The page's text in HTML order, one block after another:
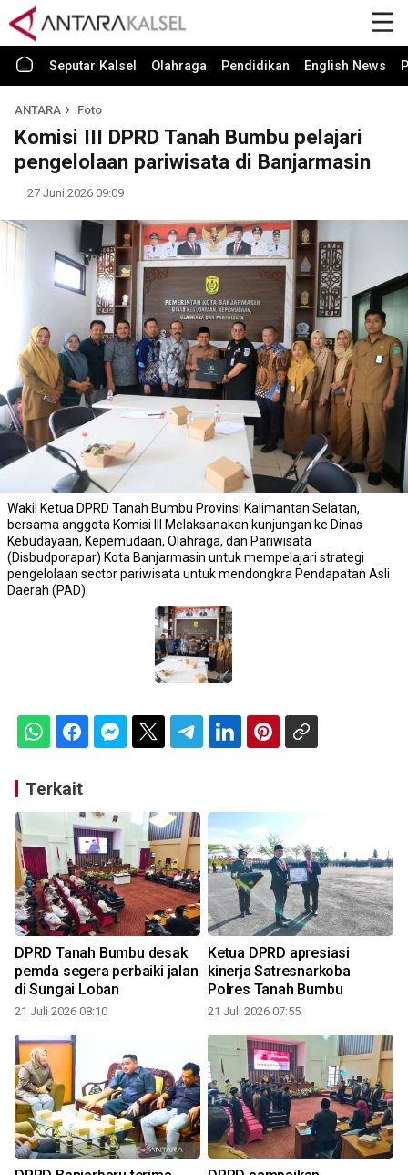
Seputar Kalsel Olahraga Pendidikan English News
ANTARA Foto
Komisi III DPRD Tanah Bumbu pelajari
pengelolaan pariwisata di Banjarmasin
27 Juni 2026 09:09
Wakil Ketua DPRD Tanah Bumbu Provinsi Kalimantan Selatan,
bersama anggota Komisi III Melaksanakan kunjungan ke Dinas
Kebudayaan, Kepemudaan, Olahraga, dan Pariwisata
(Disbudporapar) Kota Banjarmasin untuk mempelajari strategi
pengelolaan sector pariwisata untuk mendongkra Pendapatan Asli
Daerah (PAD).
Terkait
DPRD Tanah Bumbu desak
pemda segera perbaiki jalan
di Sungai Loban
21 Juli 2026 08:10
Ketua DPRD apresiasi
kinerja Satresnarkoba
Polres Tanah Bumbu
21 Juli 2026 07:55